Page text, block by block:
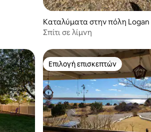
Καταλύματα στην πόλη Logan
Σπίτι σε λίμνη
Επιλογή επισκεπτών
Επιλογή επισκεπτών